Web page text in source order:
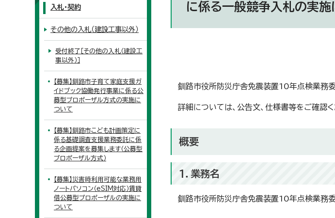
に係る一般競争入札の実施
釧路市役所防災庁舎免震装置10年点検業務
詳細については、公告文、仕様書等をご確
概要
1．業務名
釧路市役所防災庁舎免震装置10年点検業務
入札・契約
その他の入札（建設工事以外）
受付終了［その他の入札（建設工
事以外）］
【募集】釧路市子育て家庭支援ガ
イドブック協働発行事業に係る公
募型プロポーザル方式の実施に
ついて
【募集】釧路市こども計画策定に
係る基礎調査支援業務委託に係
る企画提案を募集します（公募型
プロポーザル方式）
【募集】災害時利用可能な業務用
ノートパソコン（eSIM対応）賃貸
借公募型プロポーザルの実施に
ついて